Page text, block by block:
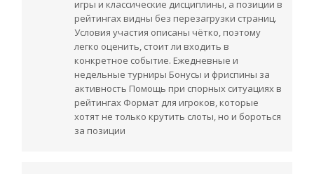
игры и классические дисциплины, а позиции в
рейтингах видны без перезагрузки страниц.
Условия участия описаны чётко, поэтому
легко оценить, стоит ли входить в
конкретное событие. Ежедневные и
недельные турниры Бонусы и фриспины за
активность Помощь при спорных ситуациях в
рейтингах Формат для игроков, которые
хотят не только крутить слоты, но и бороться
за позиции